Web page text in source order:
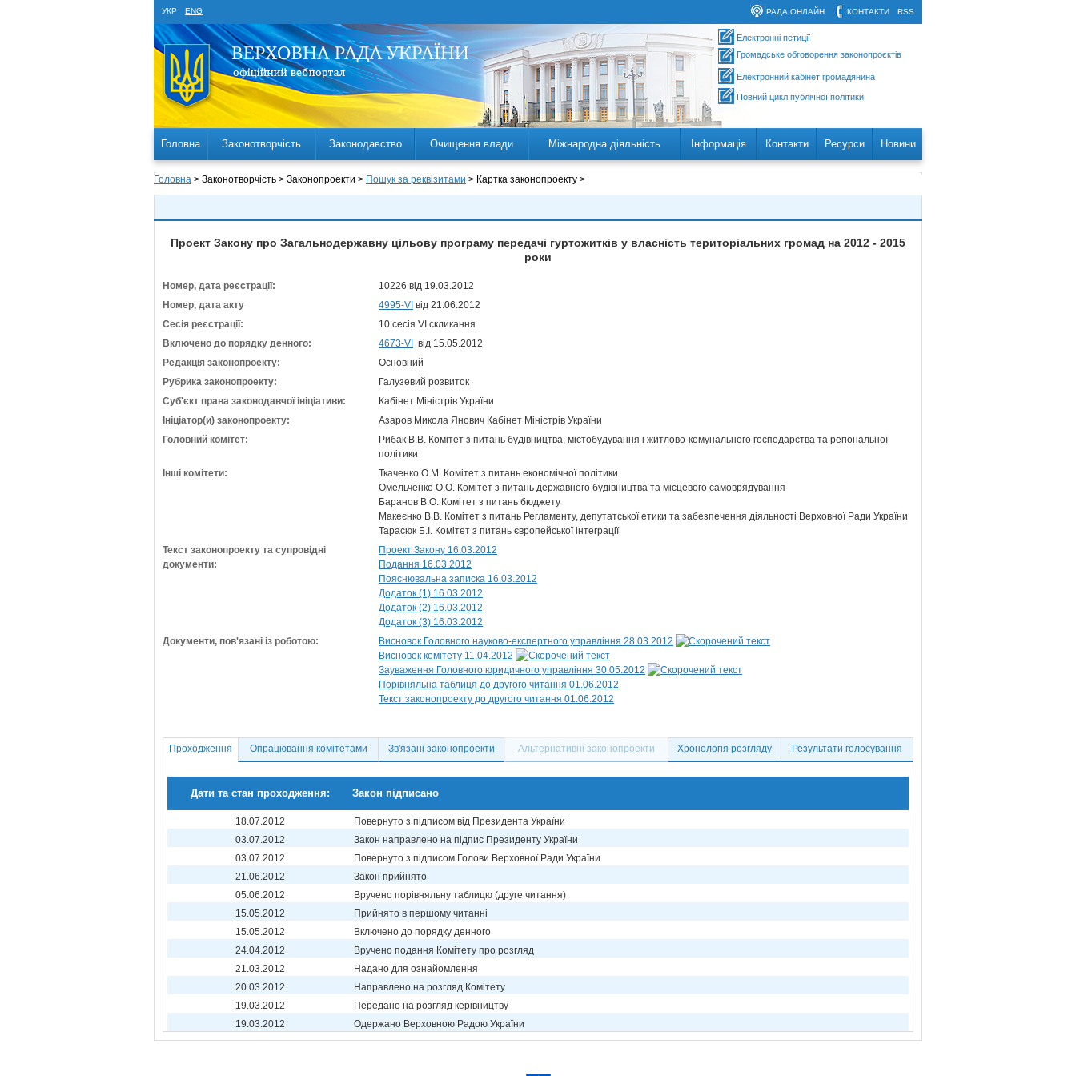
УКР ENG RSS
КОНТАКТИ
РАДА ОНЛАЙН
Електронні петиції
Громадське обговорення законопроєктів
Електронний кабінет громадянина
Повний цикл публічної політики
Головна Законотворчість Законодавство Очищення влади Міжнародна діяльність Інформація Контакти Ресурси Новини
Головна > Законотворчість > Законопроекти > Пошук за реквізитами > Картка законопроекту >
Проект Закону про Загальнодержавну цільову програму передачі гуртожитків у власність територіальних громад на 2012 - 2015
роки
Номер, дата реєстрації:
10226 від 19.03.2012
Номер, дата акту
4995-VI від 21.06.2012
Сесія реєстрації:
10 сесія VI скликання
Включено до порядку денного:
4673-VI
від 15.05.2012
Редакція законопроекту:
Основний
Рубрика законопроекту:
Галузевий розвиток
Суб'єкт права законодавчої ініціативи:
Кабінет Міністрів України
Ініціатор(и) законопроекту:
Азаров Микола Янович Кабінет Міністрів України
Головний комітет:
Рибак В.В. Комітет з питань будівництва, містобудування і житлово-комунального господарства та регіональної
політики
Інші комітети:
Ткаченко О.М. Комітет з питань економічної політики
Омельченко О.О. Комітет з питань державного будівництва та місцевого самоврядування
Баранов В.О. Комітет з питань бюджету
Макеєнко В.В. Комітет з питань Регламенту, депутатської етики та забезпечення діяльності Верховної Ради України
Тарасюк Б.І. Комітет з питань європейської інтеграції
Текст законопроекту та супровідні
документи:
Проект Закону 16.03.2012
Подання 16.03.2012
Пояснювальна записка 16.03.2012
Додаток (1) 16.03.2012
Додаток (2) 16.03.2012
Додаток (3) 16.03.2012
Документи, пов'язані із роботою:
Висновок Головного науково-експертного управління 28.03.2012
Висновок комітету 11.04.2012
Зауваження Головного юридичного управління 30.05.2012
Порівняльна таблиця до другого читання 01.06.2012
Текст законопроекту до другого читання 01.06.2012
Проходження Опрацювання комітетами Зв'язані законопроекти Альтернативні законопроекти Хронологія розгляду Результати голосування
Дати та стан проходження: Закон підписано
18.07.2012
Повернуто з підписом від Президента України
03.07.2012
Закон направлено на підпис Президенту України
03.07.2012
Повернуто з підписом Голови Верховної Ради України
21.06.2012
Закон прийнято
05.06.2012
Вручено порівняльну таблицю (друге читання)
15.05.2012
Прийнято в першому читанні
15.05.2012
Включено до порядку денного
24.04.2012
Вручено подання Комітету про розгляд
21.03.2012
Надано для ознайомлення
20.03.2012
Направлено на розгляд Комітету
19.03.2012
Передано на розгляд керівництву
19.03.2012
Одержано Верховною Радою України